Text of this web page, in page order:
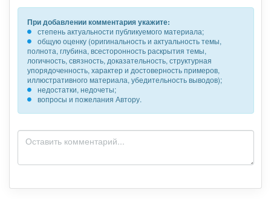
При добавлении комментария укажите:
степень актуальности публикуемого материала;
общую оценку (оригинальность и актуальность темы,
полнота, глубина, всесторонность раскрытия темы,
логичность, связность, доказательность, структурная
упорядоченность, характер и достоверность примеров,
иллюстративного материала, убедительность выводов);
недостатки, недочеты;
вопросы и пожелания Автору.